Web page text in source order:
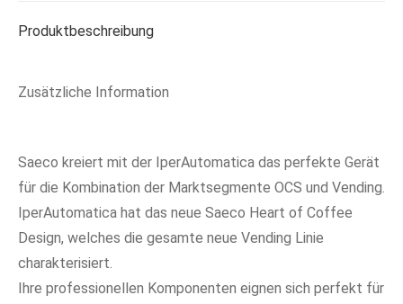
Produktbeschreibung
Zusätzliche Information
Saeco kreiert mit der IperAutomatica das perfekte Gerät
für die Kombination der Marktsegmente OCS und Vending.
IperAutomatica hat das neue Saeco Heart of Coffee
Design, welches die gesamte neue Vending Linie
charakterisiert.
Ihre professionellen Komponenten eignen sich perfekt für